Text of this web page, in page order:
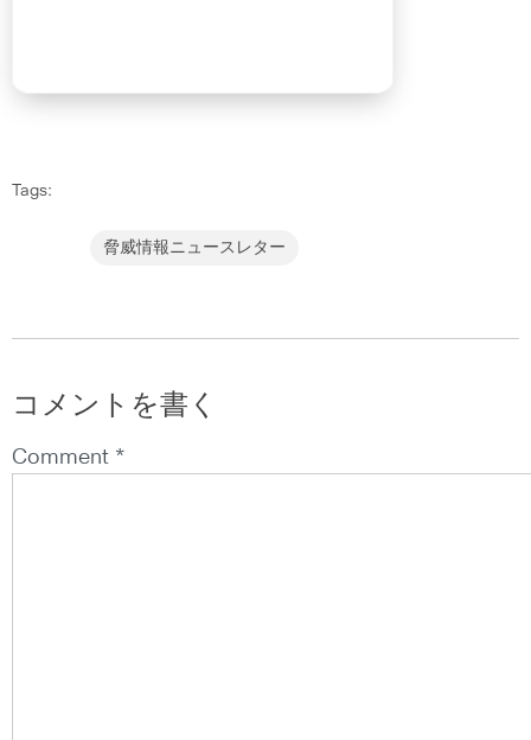
Tags:
脅威情報ニュースレター
コメントを書く
Comment *